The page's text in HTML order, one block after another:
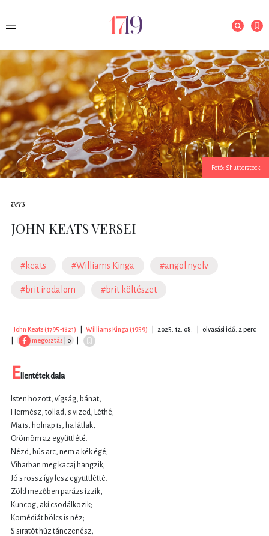
Fotó: Shutterstock
vers
JOHN KEATS VERSEI
#keats #Williams Kinga #angol nyelv
#brit irodalom #brit költészet
John Keats (1795-1821) Williams Kinga (1959) 2025. 12. 08.
olvasási idő: 2 perc
megosztás | 0
Ellentétek dala
Isten hozott, vígság, bánat,
Hermész, tollad, s vized, Léthé;
Ma is, holnap is, ha látlak,
Örömöm az együttlété.
Nézd, bús arc, nem a kék égé;
Viharban meg kacaj hangzik;
Jó s rossz így lesz együttlétté.
Zöld mezőben parázs izzik,
Kuncog, aki csodálkozik;
Komédiát bölcs is néz;
S siratót húz tánczenész;